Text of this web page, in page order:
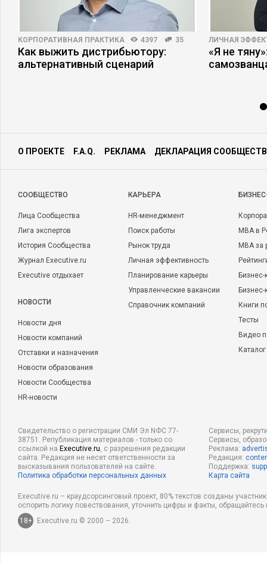
КОРПОРАТИВНАЯ ПРАКТИКА 4397 35
Как выжить дистрибьютору:
альтернативный сценарий
ЛИЧНАЯ
«Я не
О ПРОЕКТЕ F.A.Q. РЕКЛАМА ДЕКЛАРАЦИЯ
CООБЩЕСТВО
Лица Сообщества
Лига экспертов
История Сообщества
Журнал Executive.ru
Executive отдыхает
НОВОСТИ
Новости дня
Новости компаний
Отставки и назначения
Новости образования
Новости Сообщества
HR-новости
КАРЬЕРА
HR-менеджмент
Поиск работы
Рынок труда
Личная эффективность
Планирование карьеры
Управленческие вакансии
Справочник компаний
MBA в
MBA
Бизнес-
Книги
Тесты
Видео
Свидетельство о регистрации СМИ Эл NФС 77-
38751. Републикация материалов - только со
ссылкой на Executive.ru, с разрешения редакции
сайта. Редакция не несет ответственности за
высказывания пользователей на сайте.
Политика обработки персональных данных
Сервисы,
Сервисы,
Реклама:
Редакция:
Поддержка:
Карта сайта
Executive.ru – краудсорсинговый проект, 80% текстов созданы
оспорить логику повествования, уточнить цифры и факты,
18+
Executive.ru © 2000 – 2026.